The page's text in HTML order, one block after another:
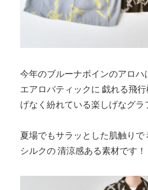
今年のブルーナボインのアロハ
エアロバティックに 戯れる飛
げなく紛れている楽しげなグラ
夏場でもサラッとした肌触りで
シルクの 清涼感ある素材です！